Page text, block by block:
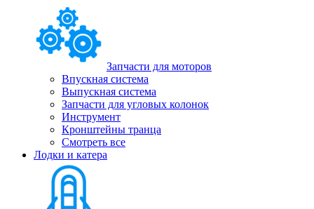
Запчасти для моторов
Впускная система
Выпускная система
Запчасти для угловых колонок
Инструмент
Кронштейны транца
Смотреть все
Лодки и катера